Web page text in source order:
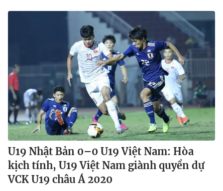
U19 Nhật Bản 0–0 U19 Việt Nam: Hòa
kịch tính, U19 Việt Nam giành quyền dự
VCK U19 châu Á 2020